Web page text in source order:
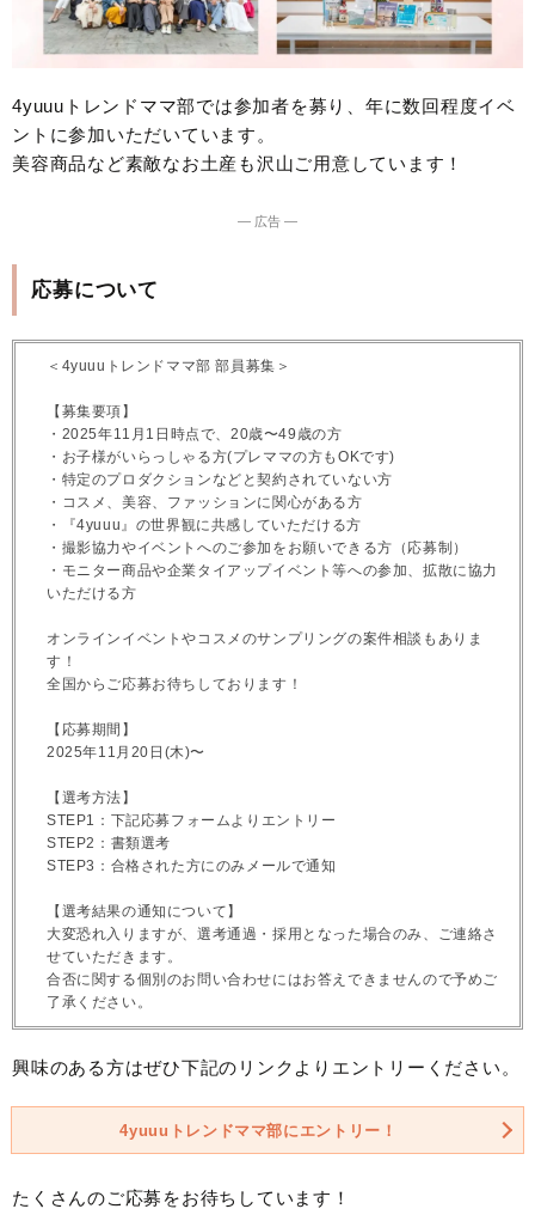
4yuuuトレンドママ部では参加者を募り、年に数回程度イベ
ントに参加いただいています。
美容商品など素敵なお土産も沢山ご用意しています！
― 広告 ―
応募について
＜4yuuuトレンドママ部 部員募集＞
【募集要項】
・2025年11月1日時点で、20歳〜49歳の方
・お子様がいらっしゃる方(プレママの方もOKです)
・特定のプロダクションなどと契約されていない方
・コスメ、美容、ファッションに関心がある方
・『4yuuu』の世界観に共感していただける方
・撮影協力やイベントへのご参加をお願いできる方（応募制）
・モニター商品や企業タイアップイベント等への参加、拡散に協力
いただける方
オンラインイベントやコスメのサンプリングの案件相談もありま
す！
全国からご応募お待ちしております！
【応募期間】
2025年11月20日(木)〜
【選考方法】
STEP1：下記応募フォームよりエントリー
STEP2：書類選考
STEP3：合格された方にのみメールで通知
【選考結果の通知について】
大変恐れ入りますが、選考通過・採用となった場合のみ、ご連絡さ
せていただきます。
合否に関する個別のお問い合わせにはお答えできませんので予めご
了承ください。
興味のある方はぜひ下記のリンクよりエントリーください。
4yuuuトレンドママ部にエントリー！
たくさんのご応募をお待ちしています！